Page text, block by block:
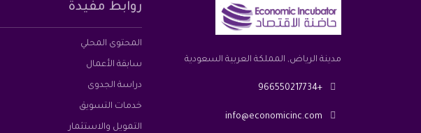
مدينة الرياض, المملكة العربية السعودية
+966550217734
info@economicinc.com
روابط مفيدة
المحتوى المحلي
سابقة الأعمال
دراسة الجدوى
خدمات التسويق
التمويل والاستثمار